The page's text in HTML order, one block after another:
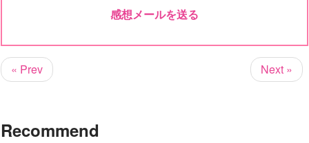
感想メールを送る
« Prev Next »
Recommend